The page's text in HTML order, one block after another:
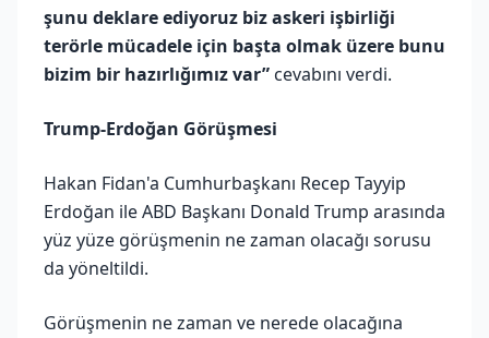
şunu deklare ediyoruz biz askeri işbirliği
terörle mücadele için başta olmak üzere bunu
bizim bir hazırlığımız var” cevabını verdi.
Trump-Erdoğan Görüşmesi
Hakan Fidan'a Cumhurbaşkanı Recep Tayyip
Erdoğan ile ABD Başkanı Donald Trump arasında
yüz yüze görüşmenin ne zaman olacağı sorusu
da yöneltildi.
Görüşmenin ne zaman ve nerede olacağına